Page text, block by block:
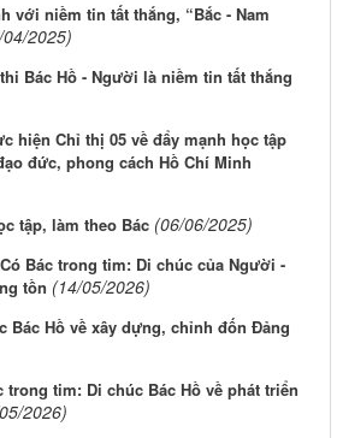
với niềm tin tất thắng, “Bắc - Nam
2025)
Bác Hồ - Người là niềm tin tất thắng
hiện Chỉ thị 05 về đẩy mạnh học tập
đức, phong cách Hồ Chí Minh
tập, làm theo Bác (06/06/2025)
Bác trong tim: Di chúc của Người -
tồn (14/05/2026)
Bác Hồ về xây dựng, chỉnh đốn Đảng
trong tim: Di chúc Bác Hồ về phát triển
2026)